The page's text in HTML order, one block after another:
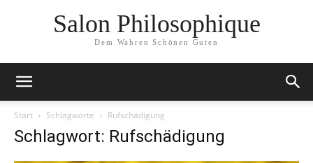
Salon Philosophique
Dem Wahren Schönen Guten
Start Schlagworte Rufschädigung
Schlagwort: Rufschädigung